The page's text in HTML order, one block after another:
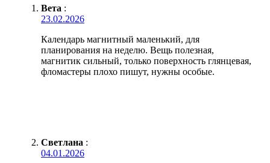
Вета :
23.02.2026
Календарь магнитный маленький, для
планирования на неделю. Вещь полезная,
магнитик сильный, только поверхность глянцевая,
фломастеры плохо пишут, нужны особые.
Светлана :
04.01.2026